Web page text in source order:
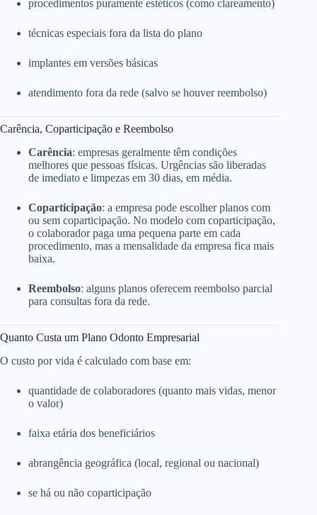
procedimentos puramente estéticos (como clareamento)
técnicas especiais fora da lista do plano
implantes em versões básicas
atendimento fora da rede (salvo se houver reembolso)
Carência, Coparticipação e Reembolso
Carência: empresas geralmente têm condições
melhores que pessoas físicas. Urgências são liberadas
de imediato e limpezas em 30 dias, em média.
Coparticipação: a empresa pode escolher planos com
ou sem coparticipação. No modelo com coparticipação,
o colaborador paga uma pequena parte em cada
procedimento, mas a mensalidade da empresa fica mais
baixa.
Reembolso: alguns planos oferecem reembolso parcial
para consultas fora da rede.
Quanto Custa um Plano Odonto Empresarial
O custo por vida é calculado com base em:
quantidade de colaboradores (quanto mais vidas, menor
o valor)
faixa etária dos beneficiários
abrangência geográfica (local, regional ou nacional)
se há ou não coparticipação